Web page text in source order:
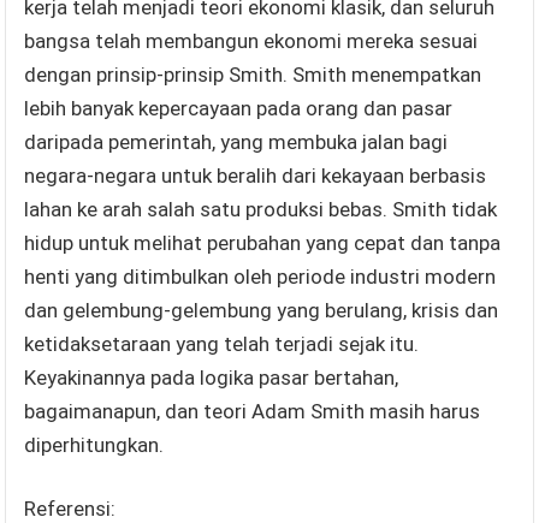
kerja telah menjadi teori ekonomi klasik, dan seluruh
bangsa telah membangun ekonomi mereka sesuai
dengan prinsip-prinsip Smith. Smith menempatkan
lebih banyak kepercayaan pada orang dan pasar
daripada pemerintah, yang membuka jalan bagi
negara-negara untuk beralih dari kekayaan berbasis
lahan ke arah salah satu produksi bebas. Smith tidak
hidup untuk melihat perubahan yang cepat dan tanpa
henti yang ditimbulkan oleh periode industri modern
dan gelembung-gelembung yang berulang, krisis dan
ketidaksetaraan yang telah terjadi sejak itu.
Keyakinannya pada logika pasar bertahan,
bagaimanapun, dan teori Adam Smith masih harus
diperhitungkan.
Referensi: